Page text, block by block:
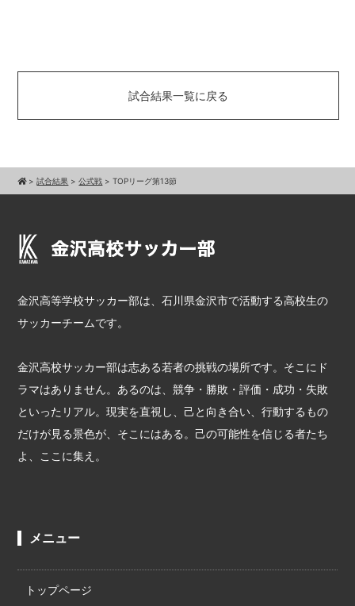
試合結果一覧に戻る
>試合結果 >公式戦 >TOPリーグ第13節
金沢高等学校サッカー部は、石川県金沢市で活動する高校生の
サッカーチームです。
金沢高校サッカー部は志ある若者の挑戦の場所です。そこにド
ラマはありません。あるのは、競争・勝敗・評価・成功・失敗
といったリアル。現実を直視し、己と向き合い、行動するもの
だけが見る景色が、そこにはある。己の可能性を信じる者たち
よ、ここに集え。
メニュー
トップページ